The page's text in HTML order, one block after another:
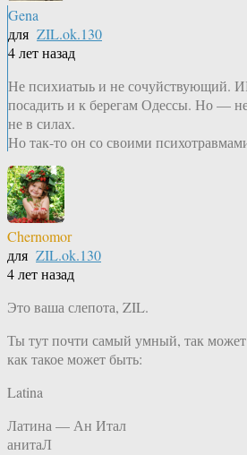
Gena
для ZIL.ok.130
4 лет назад
Не психиатыь и не сочуйствующий.
посадить и к берегам Одессы. Но —
не в силах.
Но так-то он со своими
Chernomor
для ZIL.ok.130
4 лет назад
Это ваша слепота, ZIL.
Ты тут почти самый умный, так
как такое может быть:
Latina
Латина — Ан Итал
анитаЛ